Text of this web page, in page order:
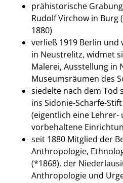
prähistorische
Rudolf Virchow in Burg
1880)
verließ 1919 Berlin
in Neustrelitz, widmet
Malerei, Ausstellung in
Museumsräumen des
siedelte nach dem Tod
ins Sidonie-Scharfe-
(eigentlich eine Lehrer-
vorbehaltene
seit 1880 Mitglied der
Anthropologie,
(*1868), der
Anthropologie und